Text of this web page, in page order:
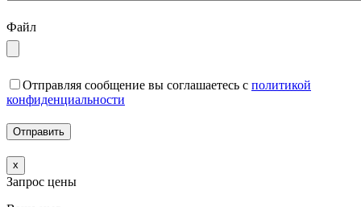
Файл
Отправляя сообщение вы соглашаетесь с политикой
конфиденциальности
x
Запрос цены